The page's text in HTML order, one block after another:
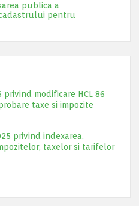
publica a
pentru
privind modificare HCL 86
taxe si impozite
privind indexarea,
taxelor si tarifelor